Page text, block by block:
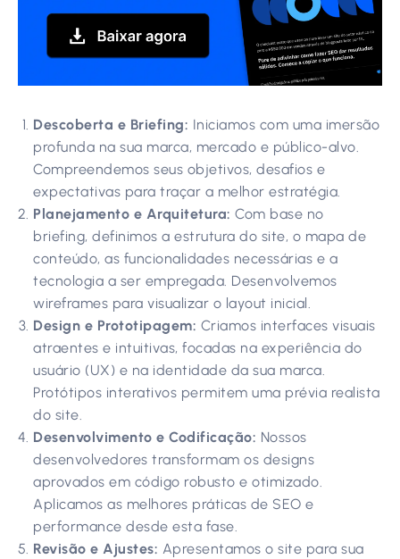
Descoberta e Briefing: Iniciamos com uma imersão
profunda na sua marca, mercado e público-alvo.
Compreendemos seus objetivos, desafios e
expectativas para traçar a melhor estratégia.
Planejamento e Arquitetura: Com base no
briefing, definimos a estrutura do site, o mapa de
conteúdo, as funcionalidades necessárias e a
tecnologia a ser empregada. Desenvolvemos
wireframes para visualizar o layout inicial.
Design e Prototipagem: Criamos interfaces visuais
atraentes e intuitivas, focadas na experiência do
usuário (UX) e na identidade da sua marca.
Protótipos interativos permitem uma prévia realista
do site.
Desenvolvimento e Codificação: Nossos
desenvolvedores transformam os designs
aprovados em código robusto e otimizado.
Aplicamos as melhores práticas de SEO e
performance desde esta fase.
Revisão e Ajustes: Apresentamos o site para sua